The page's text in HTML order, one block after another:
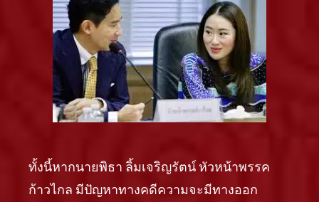
ทั้งนี้หากนายพิธา ลิ้มเจริญรัตน์ หัวหน้าพรรค
ก้าวไกล มีปัญหาทางคดีความจะมีทางออก